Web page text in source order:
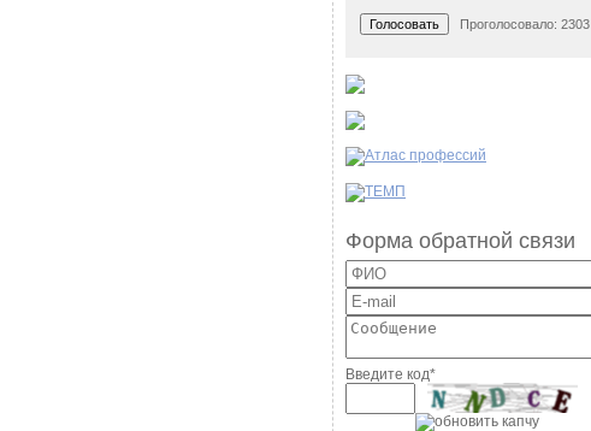
Проголосовало: 2303
Форма обратной связи
Введите код*